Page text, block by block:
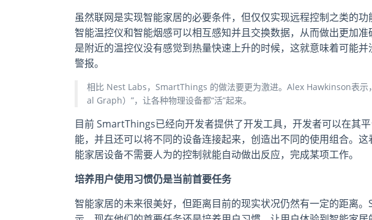
虽然联网是实现智能家居的必要条件，但仅仅实现远程控制之类的
智能温控仪和智能烟感可以相互感知并且交换数据，从而做出更加
是附近的温控仪没有感觉到热量快速上升的时候，这就意味着可能
警报。
相比 Nest Labs，SmartThings 的做法要更为激进。Alex Hawkinson表
al Graph）”，让各种物理设备都“活”起来。
目前 SmartThings已经向开发者提供了开发工具，开发者可以在其
能，并且还可以将不同的设备连接起来，创造出不同的使用组合。
能家居设备不需要人为的控制就能自动做出反应，完成某项工作。
培养用户使用习惯仍是当前首要任务
智能家居的未来很美好，但距离目前的现实状况仍然有一定的距离